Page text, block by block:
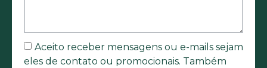
Aceito receber mensagens ou e-mails sejam
eles de contato ou promocionais. Também